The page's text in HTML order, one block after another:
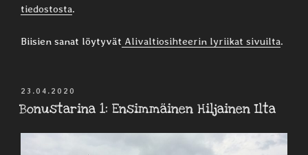
tiedostosta.
Biisien sanat löytyvät Alivaltiosihteerin lyriikat sivuilta.
JULKAISTU
23.04.2020
Bonustarina 1: Ensimmäinen Hiljainen Ilta